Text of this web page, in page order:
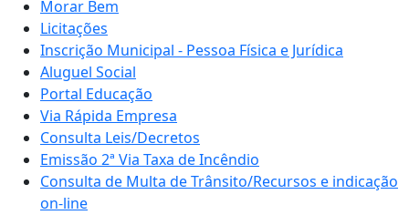
Morar Bem
Licitações
Inscrição Municipal - Pessoa Física e Jurídica
Aluguel Social
Portal Educação
Via Rápida Empresa
Consulta Leis/Decretos
Emissão 2ª Via Taxa de Incêndio
Consulta de Multa de Trânsito/Recursos e indicação
on-line